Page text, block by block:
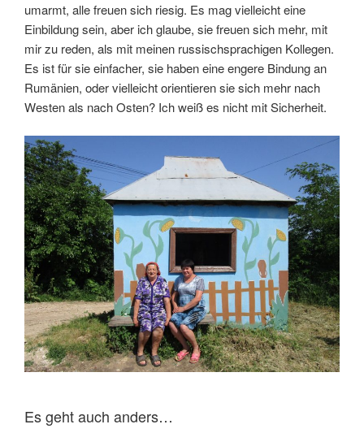
umarmt, alle freuen sich riesig. Es mag vielleicht eine
Einbildung sein, aber ich glaube, sie freuen sich mehr, mit
mir zu reden, als mit meinen russischsprachigen Kollegen.
Es ist für sie einfacher, sie haben eine engere Bindung an
Rumänien, oder vielleicht orientieren sie sich mehr nach
Westen als nach Osten? Ich weiß es nicht mit Sicherheit.
Es geht auch anders…